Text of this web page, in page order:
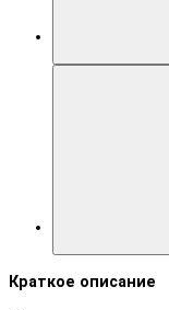
Краткое описание